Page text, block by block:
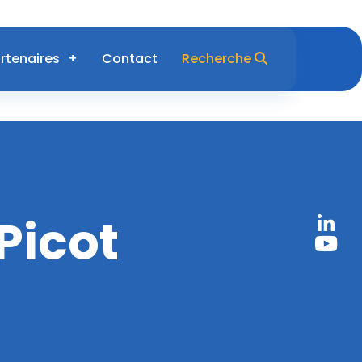
Contact Recherche